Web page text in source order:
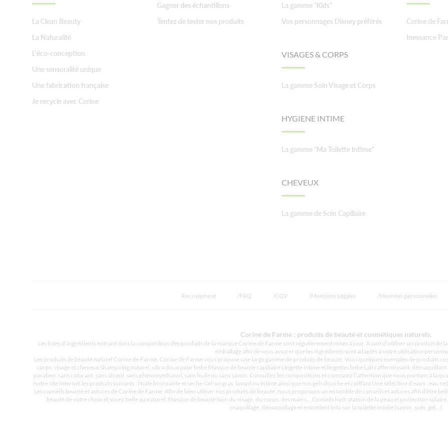
La Clean Beauty
La Naturalité
L'éco-conception
Une sensoralité unique
Une fabrication française
Je recycle avec Corine
Gagner des échantillons
Tentez de tester nos produits
La gamme "Kids"
Vos personnages Disney préférés
VISAGES & CORPS
La gamme Soin Visage et Corps
HYGIENE INTIME
La gamme "Ma Toilette Intime"
CHEVEUX
La gamme de Soin Capillaire
Corine de
Inessance
Recrutement FAQ CGV Mentions Légales Données personnelles
Corine de Farme : produits de beauté et cosmétiques naturels.
Les listes d’ingrédients entrant dans la composition des produits de la marque Corine de Farme sont régulièrement mises à jour. Avant d’utiliser un produit de
emballage afin de vous assurer que les ingrédients sont adaptés à votre utilisation
Les produits de beauté naturel Corine de Farme. Corine de Farme vous propose une large gamme de produits de beauté. Voici quelques exemples de produits
corps, visage et cheveux Shampoing naturel, ultra doux pour bébé Masque de beauté capillaire Lingette intime et lingettes bébé Lait raffermissant,
paraben, sans colorant, sans alcool, sans phenoxyethanol, sans huile ou sans savon. Consultez les compositions et constatez l’attention que nous portons à la
notre site Internet les produits suivants : Huile bronzante et sèche Gel surgras, lavant ou intime ainsi que nos gels douche et coiffant Une sélection d’eaux : eau
Les conseils beauté et astuces de Corine de Farme; Afin de bien utiliser nos produits de beauté, nous proposons un ensemble de conseils et astuces afin d’être
beauté de votre choix et soyez belle au naturel: Masque de beauté Soin du visage, du corps, des mains… Conseils hydratation de la peau et protection
maquillage, démaquillage et entretient Info sur la toilette intime (savon, soin, gel…)